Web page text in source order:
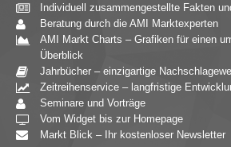
Individuell zusammengestellte Fakten
Beratung durch die AMI Marktexperten
AMI Markt Charts – Grafiken für einen
Überblick
Jahrbücher – einzigartige
Zeitreihenservice – langfristige
Seminare und Vorträge
Vom Widget bis zur Homepage
Markt Blick – Ihr kostenloser Newsletter